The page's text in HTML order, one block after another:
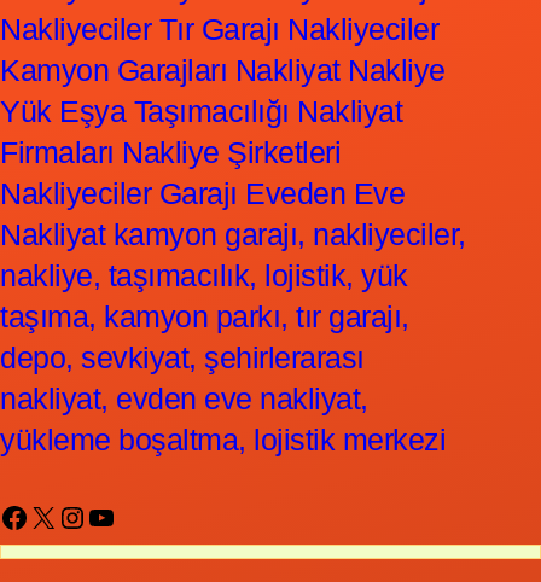
Nakliyeciler Tır Garajı Nakliyeciler
Kamyon Garajları Nakliyat Nakliye
Yük Eşya Taşımacılığı Nakliyat
Firmaları Nakliye Şirketleri
Nakliyeciler Garajı Eveden Eve
Nakliyat kamyon garajı, nakliyeciler,
nakliye, taşımacılık, lojistik, yük
taşıma, kamyon parkı, tır garajı,
depo, sevkiyat, şehirlerarası
nakliyat, evden eve nakliyat,
yükleme boşaltma, lojistik merkezi
Facebook X Instagram YouTube